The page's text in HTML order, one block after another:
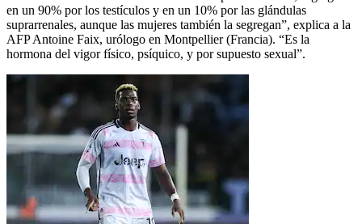
en un 90% por los testículos y en un 10% por las glándulas
suprarrenales, aunque las mujeres también la segregan”, explica a la
AFP Antoine Faix, urólogo en Montpellier (Francia). “Es la
hormona del vigor físico, psíquico, y por supuesto sexual”.